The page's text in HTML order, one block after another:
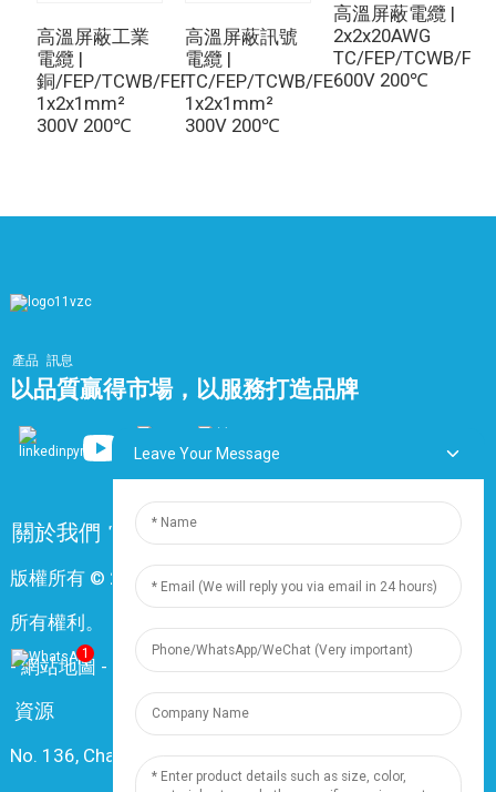
高溫屏蔽工業
電纜 |
銅/FEP/TCWB/FEP
1x2x1mm²
300V 200℃
高溫屏蔽訊號
電纜 |
TC/FEP/TCWB/FEP
1x2x1mm²
300V 200℃
高溫屏蔽電纜 |
2x2x20AWG
TC/FEP/TCWB/FEP
600V 200℃
產品 訊息
以品質贏得市場，以服務打造品牌
關於我們 常問問題
版權所有 © 2024 上海鼎尊電氣電纜股份有限公司。保留
所有權利。
-網站地圖 - Resource
資源
No. 136, Changxiang Rd., Nanxiang Town, 201802,
1
Leave Your Message